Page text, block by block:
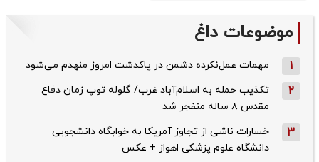
موضوعات داغ
1 مهمات عمل‌نکرده دشمن در پاکدشت امروز منهدم می‌شود
2
تکذیب حمله به اسلام‌آباد غرب/ گلوله توپ زمان دفاع
مقدس ۸ ساله منفجر شد
3
خسارات ناشی از تجاوز آمریکا به خوابگاه دانشجویی
دانشگاه علوم پزشکی اهواز + عکس